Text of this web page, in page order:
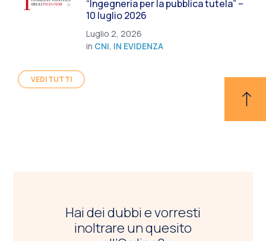
“Ingegneria per la pubblica tutela” –
10 luglio 2026
Luglio 2, 2026
in CNI, IN EVIDENZA
VEDI TUTTI
Hai dei dubbi e vorresti
inoltrare un quesito